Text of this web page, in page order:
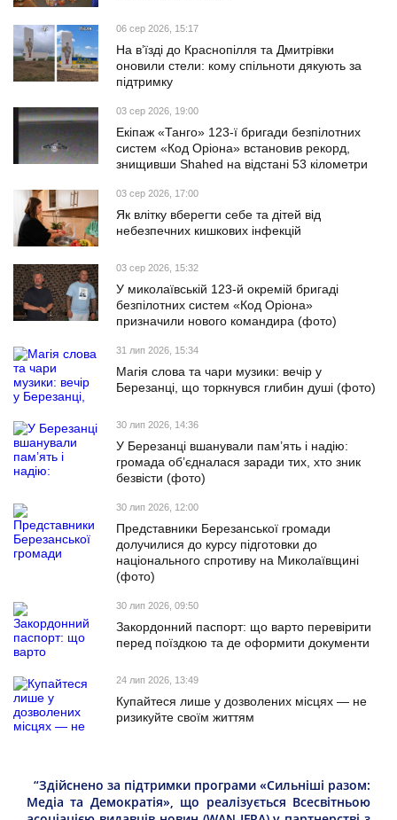
06 сер 2026, 15:17
На в’їзді до Краснопілля та Дмитрівки
оновили стели: кому спільноти дякують за
підтримку
03 сер 2026, 19:00
Екіпаж «Танго» 123-ї бригади безпілотних
систем «Код Оріона» встановив рекорд,
знищивши Shahed на відстані 53 кілометри
03 сер 2026, 17:00
Як влітку вберегти себе та дітей від
небезпечних кишкових інфекцій
03 сер 2026, 15:32
У миколаївській 123-й окремій бригаді
безпілотних систем «Код Оріона»
призначили нового командира (фото)
31 лип 2026, 15:34
Магія слова та чари музики: вечір у
Березанці, що торкнувся глибин душі (фото)
30 лип 2026, 14:36
У Березанці вшанували пам’ять і надію:
громада об’єдналася заради тих, хто зник
безвісти (фото)
30 лип 2026, 12:00
Представники Березанської громади
долучилися до курсу підготовки до
національного спротиву на Миколаївщині
(фото)
30 лип 2026, 09:50
Закордонний паспорт: що варто перевірити
перед поїздкою та де оформити документи
24 лип 2026, 13:49
Купайтеся лише у дозволених місцях — не
ризикуйте своїм життям
“Здійснено за підтримки програми «Сильніші разом:
Медіа та Демократія», що реалізується Всесвітньою